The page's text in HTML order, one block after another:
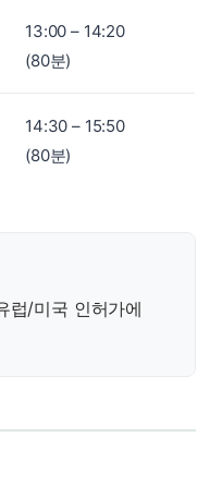
13:00 – 14:20
(80분)
14:30 – 15:50
(80분)
럽/미국 인허가에